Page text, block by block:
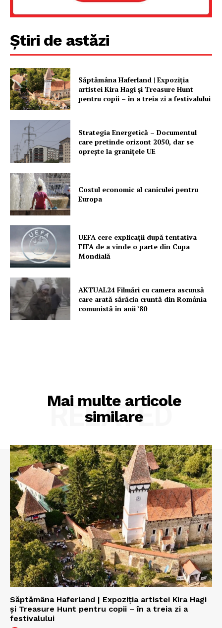
Știri de astăzi
Săptămâna Haferland | Expoziţia
artistei Kira Hagi şi Treasure Hunt
pentru copii – în a treia zi a festivalului
Strategia Energetică – Documentul
care pretinde orizont 2050, dar se
oprește la granițele UE
Costul economic al caniculei pentru
Europa
UEFA cere explicații după tentativa
FIFA de a vinde o parte din Cupa
Mondială
AKTUAL24 Filmări cu camera ascunsă
care arată sărăcia cruntă din România
comunistă în anii ’80
Mai multe articole
similare
RELATED
Săptămâna Haferland | Expoziţia artistei Kira Hagi
şi Treasure Hunt pentru copii – în a treia zi a
festivalului